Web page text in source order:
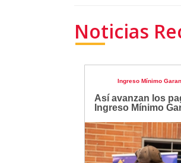
Noticias
Ingreso Mínimo
Así avanzan los
Ingreso Mínimo